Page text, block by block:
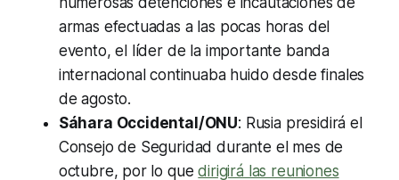
armas efectuadas a las pocas horas del
evento, el líder de la importante banda
internacional continuaba huido desde finales
de agosto.
Sáhara Occidental/ONU: Rusia presidirá el
Consejo de Seguridad durante el mes de
octubre, por lo quedirigirá las reuniones